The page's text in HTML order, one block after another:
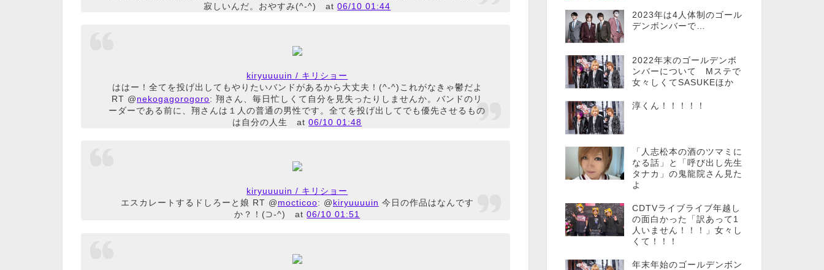
寂しいんだ。おやすみ(^-^)
at06/10 01:44
kiryuuuuin / キリショー
ははー！全てを投げ出してもやりたいバンドがあるから大丈夫！(^-^)これがなきゃ鬱だよ
RT @nekogagorogoro: 翔さん、毎日忙しくて自分を見失ったりしませんか。バンドのリ
ーダーである前に、翔さんは１人の普通の男性です。全てを投げ出してでも優先させるもの
は自分の人生
at06/10 01:48
kiryuuuuin / キリショー
エスカレートするドしろーと娘 RT @mocticoo: @kiryuuuuin 今日の作品はなんです
か？！(⊃-^)
at06/10 01:51
2023年は4人体制のゴール
デンボンバーで…
2022年末のゴールデンボ
ンバーについて Mステで
女々しくてSASUKEほか
淳くん！！！！！
「人志松本の酒のツマミに
なる話」と「呼び出し先生
タナカ」の鬼龍院さん見た
よ
CDTVライブライブ年越し
の面白かった「訳あって1
人いません！！！」女々し
くて！！！
年末年始のゴールデンボン